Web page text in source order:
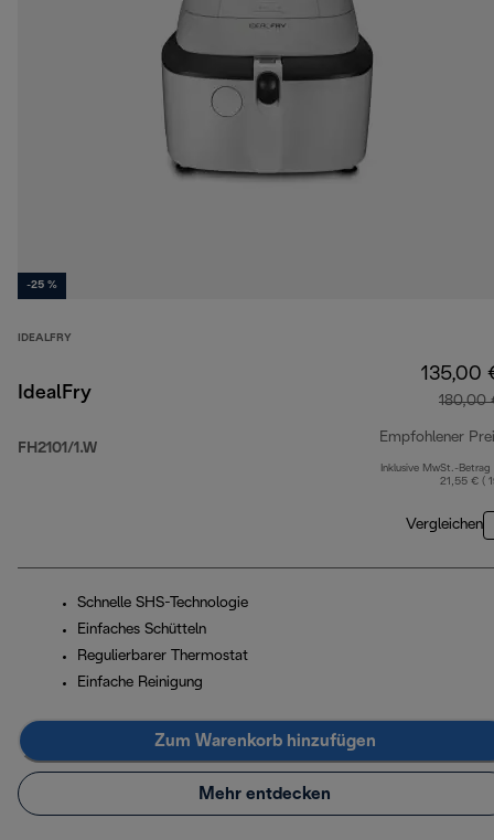
-25 %
IDEALFRY
IdealFry
FH2101/1.W
135,00
180,00
Empfohlener
Inklusive MwSt.-Betrag
21,55 € (
Vergleichen
Schnelle SHS-Technologie
Einfaches Schütteln
Regulierbarer Thermostat
Einfache Reinigung
Zum Warenkorb hinzufügen
Mehr entdecken